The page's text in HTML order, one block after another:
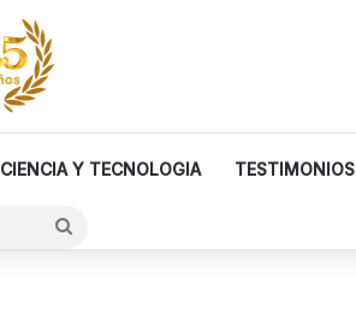
CIENCIA Y TECNOLOGIA TESTIMONIOS